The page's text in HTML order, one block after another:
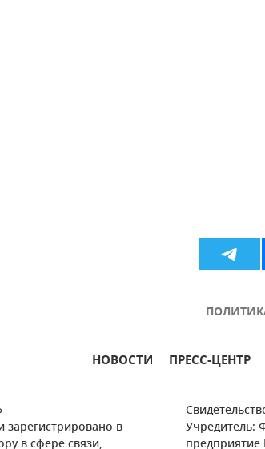
НОВОСТИ ПРЕСС-ЦЕНТР
зарегистрировано в
в сфере связи,
Учредитель: